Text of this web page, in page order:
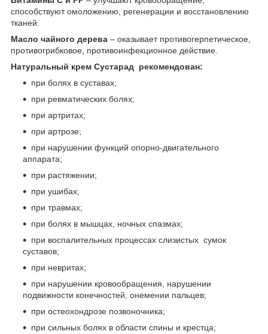
способствуют омоложению, регенерации и восстановлению
тканей.
Масло чайного дерева – оказывает противогерпетическое,
противогрибковое, противоинфекционное действие.
Натуральный крем Сустарад рекомендован:
при болях в суставах;
при ревматических болях;
при артритах;
при артрозе;
при нарушении функций опорно-двигательного
аппарата;
при растяжении;
при ушибах;
при травмах;
при болях в мышцах, ночных спазмах;
при воспалительных процессах слизистых сумок
суставов;
при невритах;
при нарушении кровообращения, нарушении
подвижности конечностей, онемении пальцев;
при остеохондрозе позвоночника;
при сильных болях в области спины и крестца;